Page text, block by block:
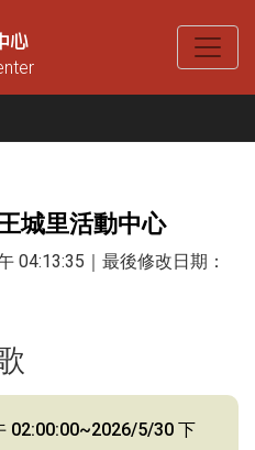
城里活動中心
04:13:35｜最後修改日期：
02:00:00~2026/5/30 下